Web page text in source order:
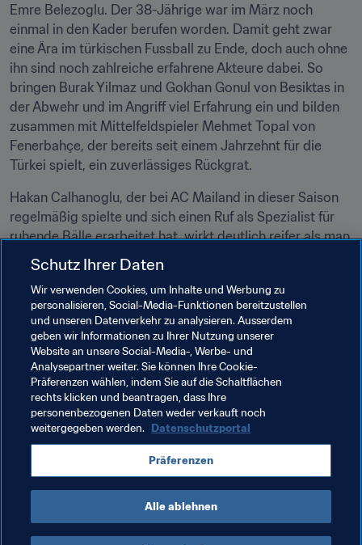
Emre Belezoglu. Der 38-Jährige war im März noch
einmal in den Kader berufen worden. Damit geht zwar
eine Ära im türkischen Fussball zu Ende, doch auch ohne
ihn sind noch zahlreiche erfahrene Akteure dabei. So
bringen Burak Yilmaz und Gokhan Gonul von Besiktas in
der Abwehr und im Angriff viel Erfahrung ein und bilden
zusammen mit Mittelfeldspieler Mehmet Topal von
Fenerbahçe, der bereits seit einem Jahrzehnt für die
Türkei spielt, ein zuverlässiges Rückgrat.
Hakan Calhanoglu, der bei AC Mailand in dieser Saison
regelmäßig spielte und sich einen Ruf als Spezialist für
ruhende Bälle erarbeitet hat, wirkt deutlich reifer als man
es von einem 25-Jährigen erwarten kann. Im November
trug er erstmals die Kapitänsbinde. Seinen Platz auf dem
linken Flügel dürfte er angesichts seiner konstant starken
Leistungen für die nächste Zeit sicher haben.
Verwandte Themen
Weltrangliste (Männer) FIFA-Weltrangliste
Türkiye
Schutz Ihrer Daten
Wir verwenden Cookies, um Inhalte und Werbung zu
personalisieren, Social-Media-Funktionen bereitzustellen
und unseren Datenverkehr zu analysieren. Ausserdem
geben wir Informationen zu Ihrer Nutzung unserer
Website an unsere Social-Media-, Werbe- und
Analysepartner weiter. Sie können Ihre Cookie-
Präferenzen wählen, indem Sie auf die Schaltflächen
rechts klicken und beantragen, dass Ihre
personenbezogenen Daten weder verkauft noch
weitergegeben werden. Datenschutzportal
Präferenzen
Alle ablehnen